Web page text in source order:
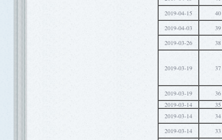
2019-04-15
40
2019-04-03
39
2019-03-26
38
2019-03-19 37
2019-03-19
36
2019-03-14
35
2019-03-14
34
2019-03-14
33